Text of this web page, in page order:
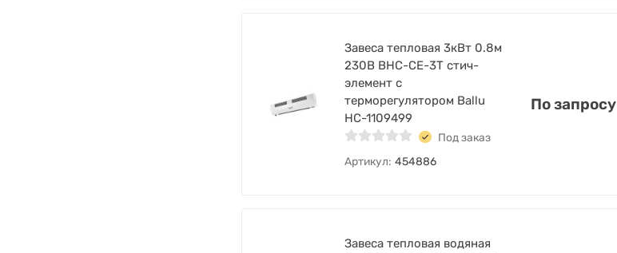
Завеса тепловая 3кВт 0.8м
230В BHC-CE-3T стич-
элемент с
терморегулятором Ballu
НС-1109499
Под заказ
Артикул: 454886
По запросу
Завеса тепловая водяная